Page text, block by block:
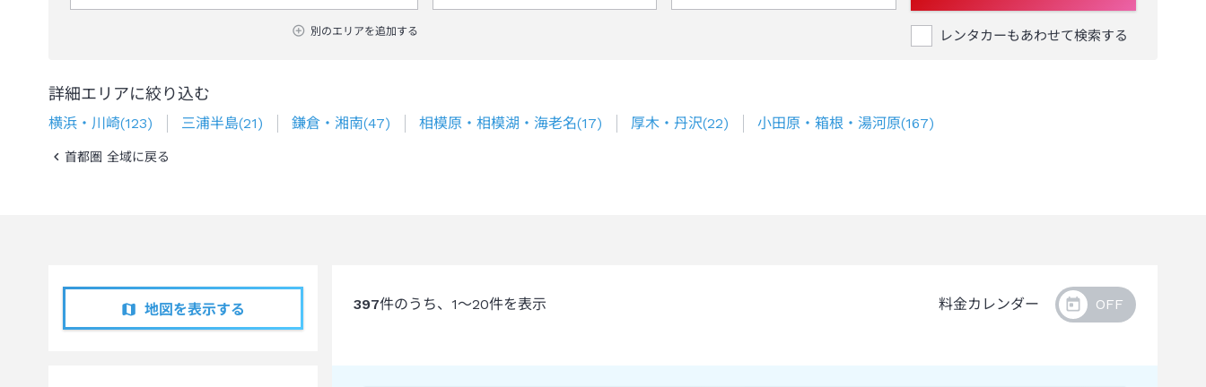
別のエリアを追加する レンタカーもあわせて検索する
詳細エリアに絞り込む
横浜・川崎(123) 三浦半島(21) 鎌倉・湘南(47) 相模原・相模湖・海老名(17) 厚木・丹沢(22) 小田原・箱根・湯河原(167)
首都圏 全域に戻る
地図を表示する 397件のうち、 1～20件を表示 料金カレンダー